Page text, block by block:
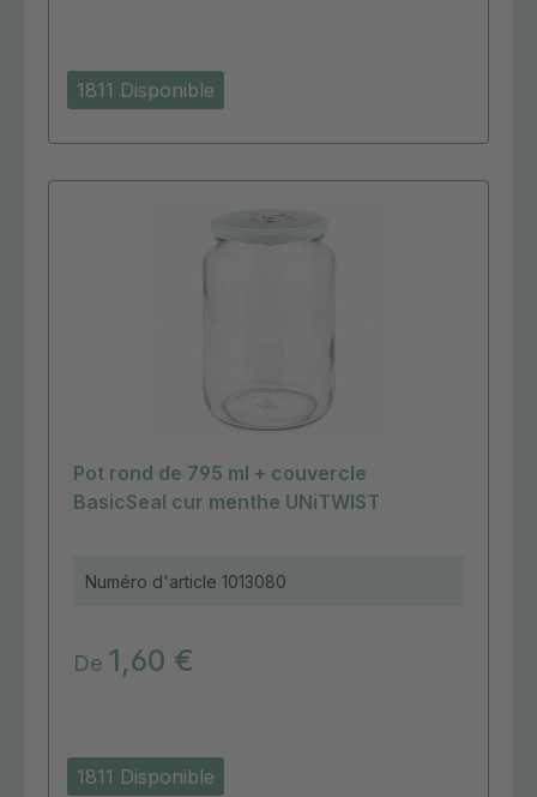
1811 Disponible
1811 Disponible
Pot rond de 795 ml + couvercle
BasicSeal cur menthe UNiTWIST
Numéro d'article 1013080
De 1,60 €